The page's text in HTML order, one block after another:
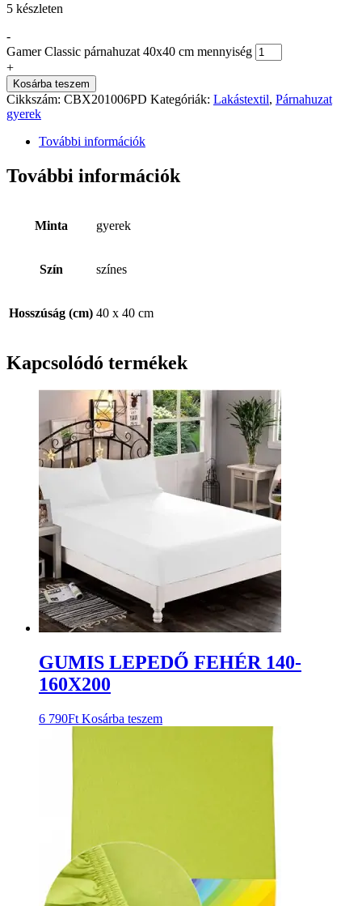
5 készleten
-
Gamer Classic párnahuzat 40x40 cm mennyiség
+
Kosárba teszem
Cikkszám: CBX201006PD Kategóriák: Lakástextil, Párnahuzat
gyerek
További információk
További információk
Minta gyerek
Szín színes
Hosszúság (cm) 40 x 40 cm
Kapcsolódó termékek
GUMIS LEPEDŐ FEHÉR 140-
160X200
6 790Ft Kosárba teszem